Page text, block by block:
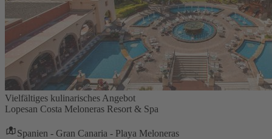
Vielfältiges kulinarisches Angebot
Lopesan Costa Meloneras Resort & Spa
Spanien - Gran Canaria - Playa Meloneras